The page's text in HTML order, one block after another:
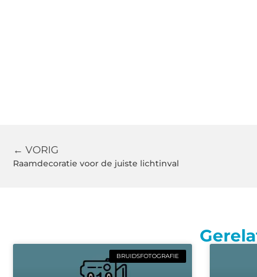
← VORIG
Raamdecoratie voor de juiste lichtinval
BRUIDSFOTOGRAFIE